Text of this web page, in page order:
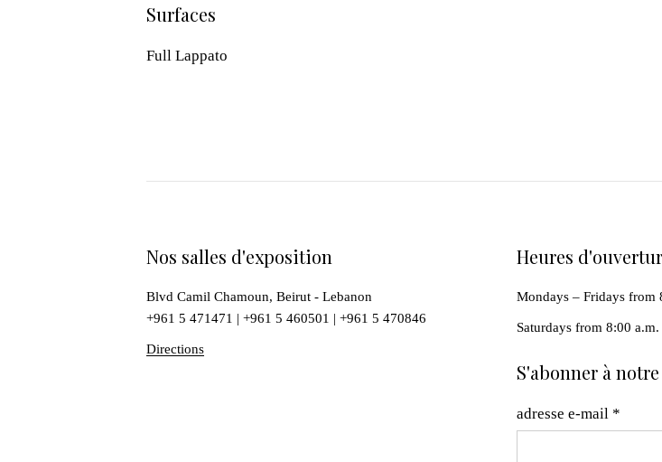
Surfaces
Full Lappato
Nos salles d'exposition
Blvd Camil Chamoun, Beirut - Lebanon
+961 5 471471 | +961 5 460501 | +961 5 470846
Directions
Heures
Mondays – Fridays from
Saturdays from 8:00
S'abonner à
adresse e-mail *